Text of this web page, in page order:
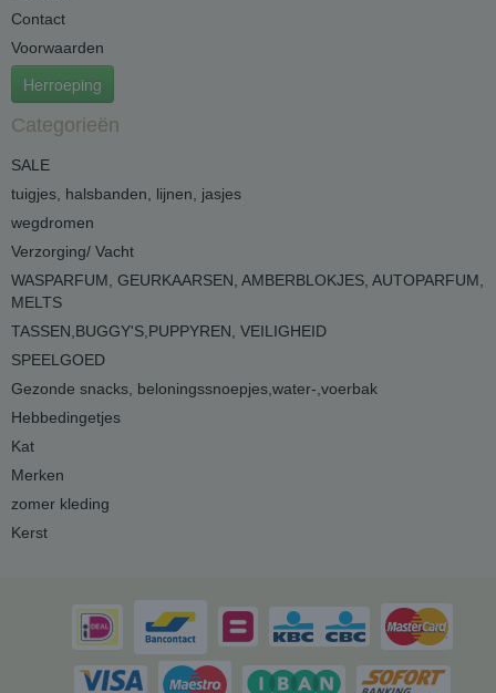
Contact
Voorwaarden
Herroeping
Categorieën
SALE
tuigjes, halsbanden, lijnen, jasjes
wegdromen
Verzorging/ Vacht
WASPARFUM, GEURKAARSEN, AMBERBLOKJES, AUTOPARFUM,
MELTS
TASSEN,BUGGY'S,PUPPYREN, VEILIGHEID
SPEELGOED
Gezonde snacks, beloningssnoepjes,water-,voerbak
Hebbedingetjes
Kat
Merken
zomer kleding
Kerst